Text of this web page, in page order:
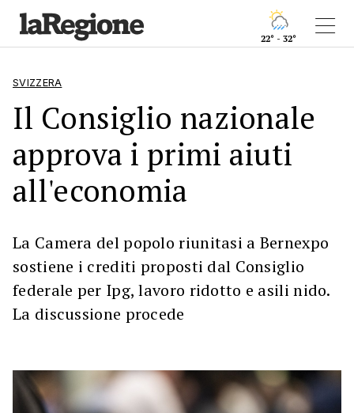
22° - 32°
SVIZZERA
Il Consiglio nazionale
approva i primi aiuti
all'economia
La Camera del popolo riunitasi a Bernexpo
sostiene i crediti proposti dal Consiglio
federale per Ipg, lavoro ridotto e asili nido.
La discussione procede